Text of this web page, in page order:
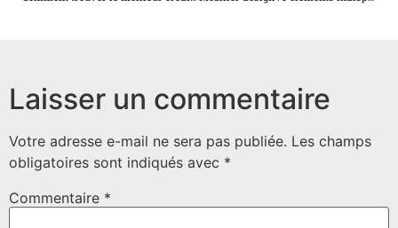
Laisser un commentaire
Votre adresse e-mail ne sera pas publiée. Les champs
obligatoires sont indiqués avec *
Commentaire *